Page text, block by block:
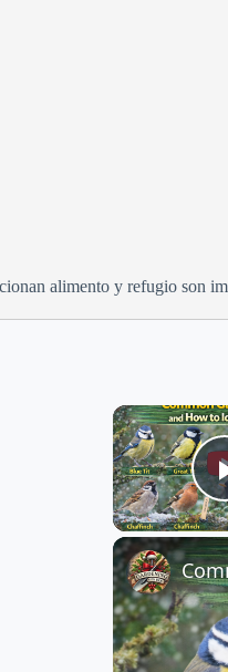
alimento y refugio son